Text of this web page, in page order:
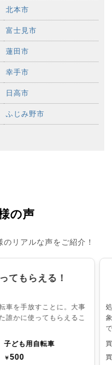
北本市
富士見市
蓮田市
幸手市
日高市
ふじみ野市
の声
リアルな声をご紹介！
てもらえる！
車を手放すことに。大事
誰かに使ってもらえるこ
子ども用自転車
￥500